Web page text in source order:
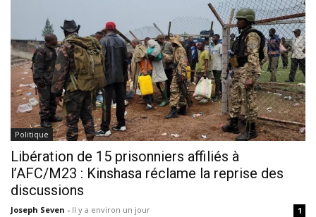
Politique
Libération de 15 prisonniers affiliés à
l’AFC/M23 : Kinshasa réclame la reprise des
discussions
Joseph Seven - Il y a environ un jour 1